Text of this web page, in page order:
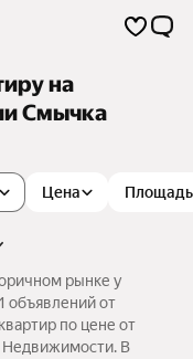
на
Смычка
Цена Площадь
рынке у
объявлений от
по цене от
В